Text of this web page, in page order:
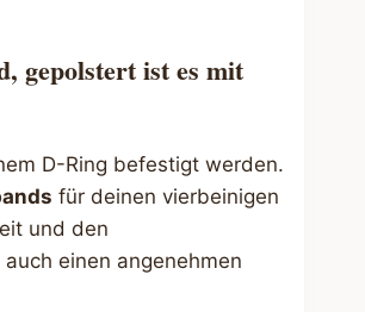
gepolstert ist es mit
D-Ring befestigt werden.
für deinen vierbeinigen
und den
einen angenehmen